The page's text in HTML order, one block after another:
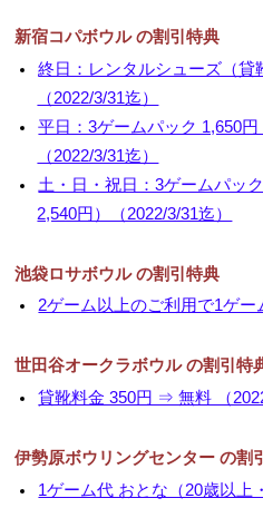
新宿コパボウル の割引特典
終日：レンタルシューズ（貸
（2022/3/31迄）
平日：3ゲームパック 1,650円
（2022/3/31迄）
土・日・祝日：3ゲームパッ
2,540円）（2022/3/31迄）
池袋ロサボウル の割引特典
2ゲーム以上のご利用で1ゲー
世田谷オークラボウル の割引特
貸靴料金 350円 ⇒ 無料 （
伊勢原ボウリングセンター の割
1ゲーム代 おとな（20歳以上